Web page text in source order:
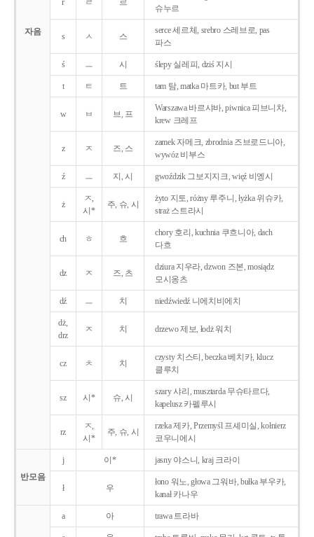
자음
r ㄹ 르
슈누르
s ㅅ 스
serce 세르체, srebro 스레브로, pas
파스
ś ㅡ 시 ślepy 실레피, dziś 지시
t ㅌ 트 tam 탐, matka 마트카, but 부트
w ㅂ 브, 프
Warszawa 바르샤바, piwnica 피브니차,
krew 크레프
z ㅈ 즈, 스
zamek 자메크, zbrodnia 즈브로드니아,
wywóz 비부스
ź ㅡ 지, 시 gwoździk 그보지지크, więź 비엥시
ż
ㅈ,
시*
주, 슈, 시
żyto 지토, różny 루주니, łyżka 위슈카,
straż 스트라시
ch ㅎ 흐
chory 호리, kuchnia 쿠흐니아, dach
다흐
dz ㅈ 즈, 츠
dziura 지우라, dzwon 즈본, mosiądz
모시옹츠
dź ㅡ 치 niedźwiedź 니에치비에치
dż,
drz
ㅈ 치 drzewo 제보, łodż 워치
cz ㅊ 치
czysty 치스티, beczka 베치카, klucz
클루치
sz 시* 슈, 시
szary 샤리, musztarda 무슈타르다,
kapelusz 카펠루시
rz
ㅈ,
시*
주, 슈, 시
rzeka 제카, Przemyśl 프셰미실, kołnierz
코우니에시
반모음
j 이* jasny 야스니, kraj 크라이
ł 우
łono 워노, głowa 그워바, bułka 부우카,
kanał 카나우
a 아 trawa 트라바